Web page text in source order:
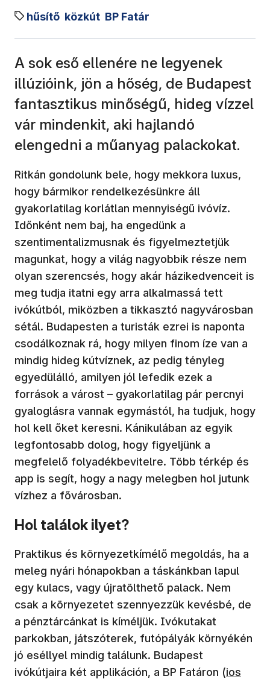
hűsítő közkút BP Fatár
A sok eső ellenére ne legyenek
illúzióink, jön a hőség, de Budapest
fantasztikus minőségű, hideg vízzel
vár mindenkit, aki hajlandó
elengedni a műanyag palackokat.
Ritkán gondolunk bele, hogy mekkora luxus,
hogy bármikor rendelkezésünkre áll
gyakorlatilag korlátlan mennyiségű ivóvíz.
Időnként nem baj, ha engedünk a
szentimentalizmusnak és figyelmeztetjük
magunkat, hogy a világ nagyobbik része nem
olyan szerencsés, hogy akár házikedvenceit is
meg tudja itatni egy arra alkalmassá tett
ivókútból, miközben a tikkasztó nagyvárosban
sétál. Budapesten a turisták ezrei is naponta
csodálkoznak rá, hogy milyen finom íze van a
mindig hideg kútvíznek, az pedig tényleg
egyedülálló, amilyen jól lefedik ezek a
források a várost – gyakorlatilag pár percnyi
gyaloglásra vannak egymástól, ha tudjuk, hogy
hol kell őket keresni. Kánikulában az egyik
legfontosabb dolog, hogy figyeljünk a
megfelelő folyadékbevitelre. Több térkép és
app is segít, hogy a nagy melegben hol jutunk
vízhez a fővárosban.
Hol találok ilyet?
Praktikus és környezetkímélő megoldás, ha a
meleg nyári hónapokban a táskánkban lapul
egy kulacs, vagy újratölthető palack. Nem
csak a környezetet szennyezzük kevésbé, de
a pénztárcánkat is kíméljük. Ivókutakat
parkokban, játszóterek, futópályák környékén
jó eséllyel mindig találunk. Budapest
ivókútjaira két applikáción, a BP Fatáron (ios